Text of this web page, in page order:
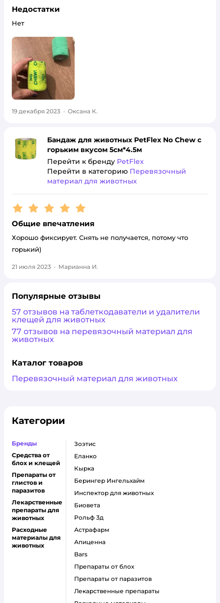
Недостатки
Нет
19 декабря 2023 · Оксана К.
Бандаж для животных PetFlex No Chew с
горьким вкусом 5см*4.5м
Перейти к бренду PetFlex
Перейти в категорию Перевязочный
материал для животных
Рейтинг:5
Общие впечатления
Хорошо фиксирует. Снять не получается, потому что
горький)
21 июля 2023 · Марианна И.
Популярные отзывы
57 отзывов на таблеткодаватели и удалители
клещей для животных
77 отзывов на перевязочный материал для
животных
Каталог товаров
Перевязочный материал для животных
Категории
Бренды
Средства от
блох и клещей
Препараты от
глистов и
паразитов
Лекарственные
препараты для
животных
Расходные
материалы для
животных
Зоэтис
Еланко
Кырка
Берингер Ингельхайм
Инспектор для животных
Биовета
Рольф 3д
Астрафарм
Апиценна
Bars
Препараты от блох
Препараты от паразитов
Лекарственные препараты